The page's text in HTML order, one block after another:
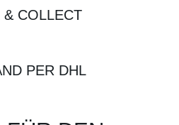
& COLLECT
PER DHL